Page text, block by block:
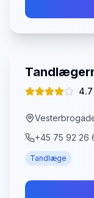
4.7
+45 75 92 26
Tandlæge